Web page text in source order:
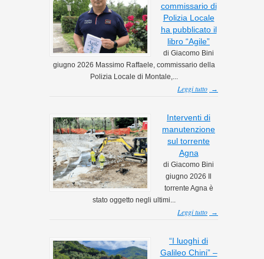
commissario di
Polizia Locale
ha pubblicato il
libro “Agile”
di Giacomo Bini
giugno 2026 Massimo Raffaele, commissario della
Polizia Locale di Montale,...
Leggi tutto →
Interventi di
manutenzione
sul torrente
Agna
di Giacomo Bini
giugno 2026 Il
torrente Agna è
stato oggetto negli ultimi...
Leggi tutto →
“I luoghi di
Galileo Chini” –